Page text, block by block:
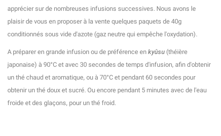
apprécier sur de nombreuses infusions successives. Nous avons le
plaisir de vous en proposer à la vente quelques paquets de 40g
conditionnés sous vide d'azote (gaz neutre qui empêche l'oxydation).
A préparer en grande infusion ou de préférence en kyûsu (théière
japonaise) à 90°C et avec 30 secondes de temps d'infusion, afin d'obtenir
un thé chaud et aromatique, ou à 70°C et pendant 60 secondes pour
obtenir un thé doux et sucré. Ou encore pendant 5 minutes avec de l'eau
froide et des glaçons, pour un thé froid.